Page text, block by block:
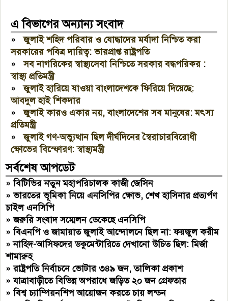
এ বিভাগের অন্যান্য সংবাদ
»জুলাই শহিদ পরিবার ও যোদ্ধাদের মর্যাদা নিশ্চিত করা
সরকারের পবিত্র দায়িত্ব: ভারপ্রাপ্ত রাষ্ট্রপতি
»সব নাগরিকের স্বাস্থ্যসেবা নিশ্চিতে সরকার বদ্ধপরিকর :
স্বাস্থ্য প্রতিমন্ত্রী
»জুলাই হারিয়ে যাওয়া বাংলাদেশকে ফিরিয়ে দিয়েছে:
আবদুল হাই শিকদার
»জুলাই কারও একার নয়, বাংলাদেশের সব মানুষের: মৎস্য
প্রতিমন্ত্রী
»জুলাই গণ-অভ্যুত্থান ছিল দীর্ঘদিনের স্বৈরাচারবিরোধী
ক্ষোভের বিস্ফোরণ: স্বাস্থ্যমন্ত্রী
সর্বশেষ আপডেট
»বিটিভির নতুন মহাপরিচালক কাজী জেসিন
»ভারতের ভূমিকা নিয়ে এনসিপির ক্ষোভ, শেখ হাসিনার প্রত্যর্পণ
চাইল এনসিপি
»জরুরি সংবাদ সম্মেলন ডেকেছে এনসিপি
»বিএনপি ও জামায়াত জুলাই আন্দোলনে ছিল না: ফয়জুল করীম
»নাহিদ-আসিফদের ডকুমেন্টারিতে দেখানো উচিত ছিল: মির্জা
শামারুহ
»রাষ্ট্রপতি নির্বাচনে ভোটার ৩৪৯ জন, তালিকা প্রকাশ
»যাত্রাবাড়ীতে বিভিন্ন অপরাধে জড়িত ২০ জন গ্রেফতার
»বিশ্ব চ্যাম্পিয়নশিপ আয়োজন করতে চায় লন্ডন